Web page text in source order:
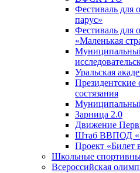
Фестиваль
парус»
Фестиваль
«Маленькая
Уральская
состязания
Зарница 2.0
Движение
Штаб ВВПОД
Проект «Билет
Школьные
Всероссийская